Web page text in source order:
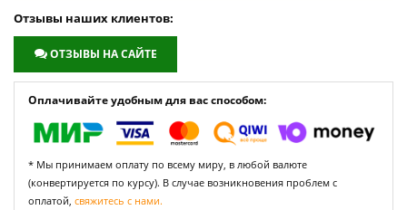
Отзывы наших клиентов:
ОТЗЫВЫ НА САЙТЕ
Оплачивайте удобным для вас способом:
* Мы принимаем оплату по всему миру, в любой валюте
(конвертируется по курсу). В случае возникновения проблем с
оплатой, свяжитесь с нами.